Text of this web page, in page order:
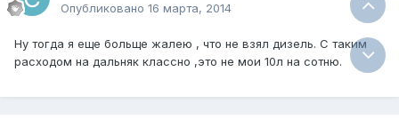
Опубликовано 16 марта, 2014
Ну тогда я еще больще жалею , что не взял дизель. С таким
расходом на дальняк классно ,это не мои 10л на сотню.